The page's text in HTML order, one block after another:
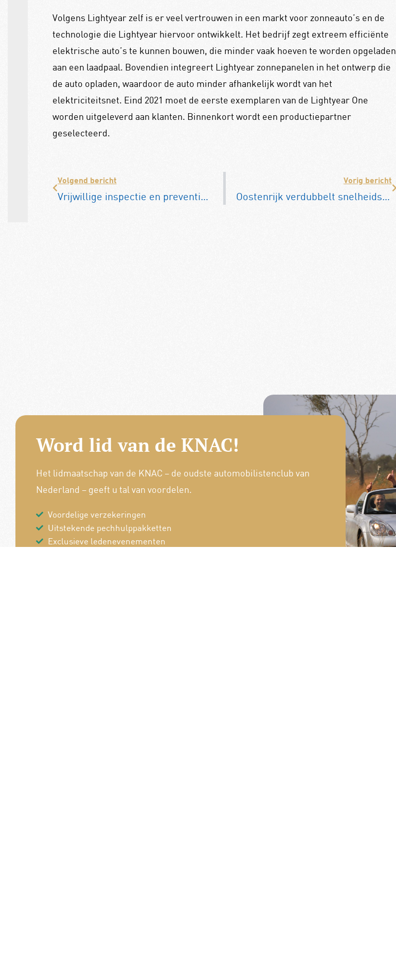
Volgens Lightyear zelf is er veel vertrouwen in een markt voor zonneauto’s en de
technologie die Lightyear hiervoor ontwikkelt. Het bedrijf zegt extreem efficiënte
elektrische auto’s te kunnen bouwen, die minder vaak hoeven te worden opgeladen
aan een laadpaal. Bovendien integreert Lightyear zonnepanelen in het ontwerp die
de auto opladen, waardoor de auto minder afhankelijk wordt van het
elektriciteitsnet. Eind 2021 moet de eerste exemplaren van de Lightyear One
worden uitgeleverd aan klanten. Binnenkort wordt een productiepartner
geselecteerd.
Volgend bericht
Vrijwillige inspectie en preventief onderhoud van klassiekers
Vorig bericht
Oostenrijk verdubbelt snelheidsboetes
Word lid van de KNAC!
Het lidmaatschap van de KNAC – de oudste automobilistenclub van
Nederland – geeft u tal van voordelen.
Voordelige verzekeringen
Uitstekende pechhulppakketten
Exclusieve ledenevenementen